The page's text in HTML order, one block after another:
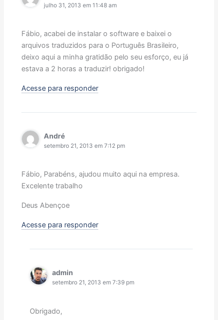
julho 31, 2013 em 11:48 am
Fábio, acabei de instalar o software e baixei o
arquivos traduzidos para o Português Brasileiro,
deixo aqui a minha gratidão pelo seu esforço, eu já
estava a 2 horas a traduzir! obrigado!
Acesse para responder
André
setembro 21, 2013 em 7:12 pm
Fábio, Parabéns, ajudou muito aqui na empresa.
Excelente trabalho
Deus Abençoe
Acesse para responder
admin
setembro 21, 2013 em 7:39 pm
Obrigado,